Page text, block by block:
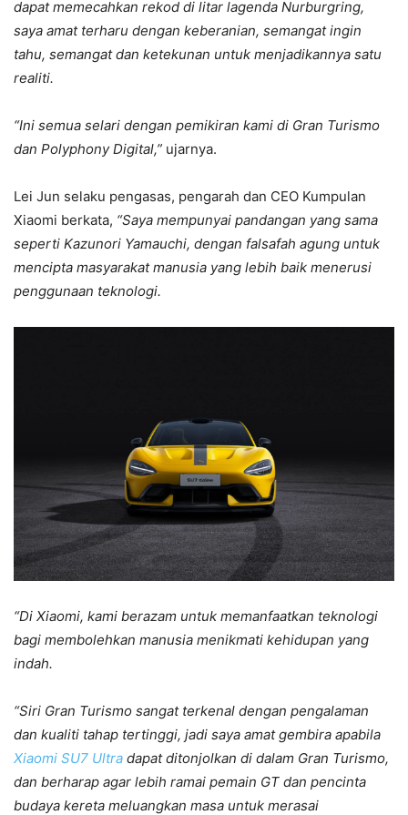
dapat memecahkan rekod di litar lagenda Nurburgring,
saya amat terharu dengan keberanian, semangat ingin
tahu, semangat dan ketekunan untuk menjadikannya satu
realiti.
“Ini semua selari dengan pemikiran kami di Gran Turismo
dan Polyphony Digital,” ujarnya.
Lei Jun selaku pengasas, pengarah dan CEO Kumpulan
Xiaomi berkata, “Saya mempunyai pandangan yang sama
seperti Kazunori Yamauchi, dengan falsafah agung untuk
mencipta masyarakat manusia yang lebih baik menerusi
penggunaan teknologi.
“Di Xiaomi, kami berazam untuk memanfaatkan teknologi
bagi membolehkan manusia menikmati kehidupan yang
indah.
“Siri Gran Turismo sangat terkenal dengan pengalaman
dan kualiti tahap tertinggi, jadi saya amat gembira apabila
Xiaomi SU7 Ultra dapat ditonjolkan di dalam Gran Turismo,
dan berharap agar lebih ramai pemain GT dan pencinta
budaya kereta meluangkan masa untuk merasai